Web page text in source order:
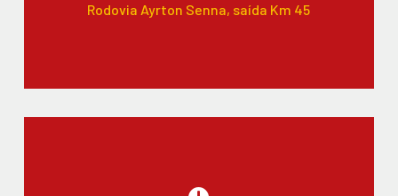
Rodovia Ayrton Senna, saída Km 45